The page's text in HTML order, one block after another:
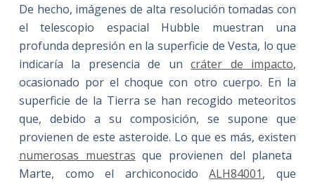
De hecho, imágenes de alta resolución tomadas con
el telescopio espacial Hubble muestran una
profunda depresión en la superficie de Vesta, lo que
indicaría la presencia de uncráter de impacto,
ocasionado por el choque con otro cuerpo. En la
superficie de la Tierra se han recogido meteoritos
que, debido a su composición, se supone que
provienen de este asteroide. Lo que es más, existen
numerosas muestras que provienen del planeta
Marte, como el archiconocidoALH84001, que